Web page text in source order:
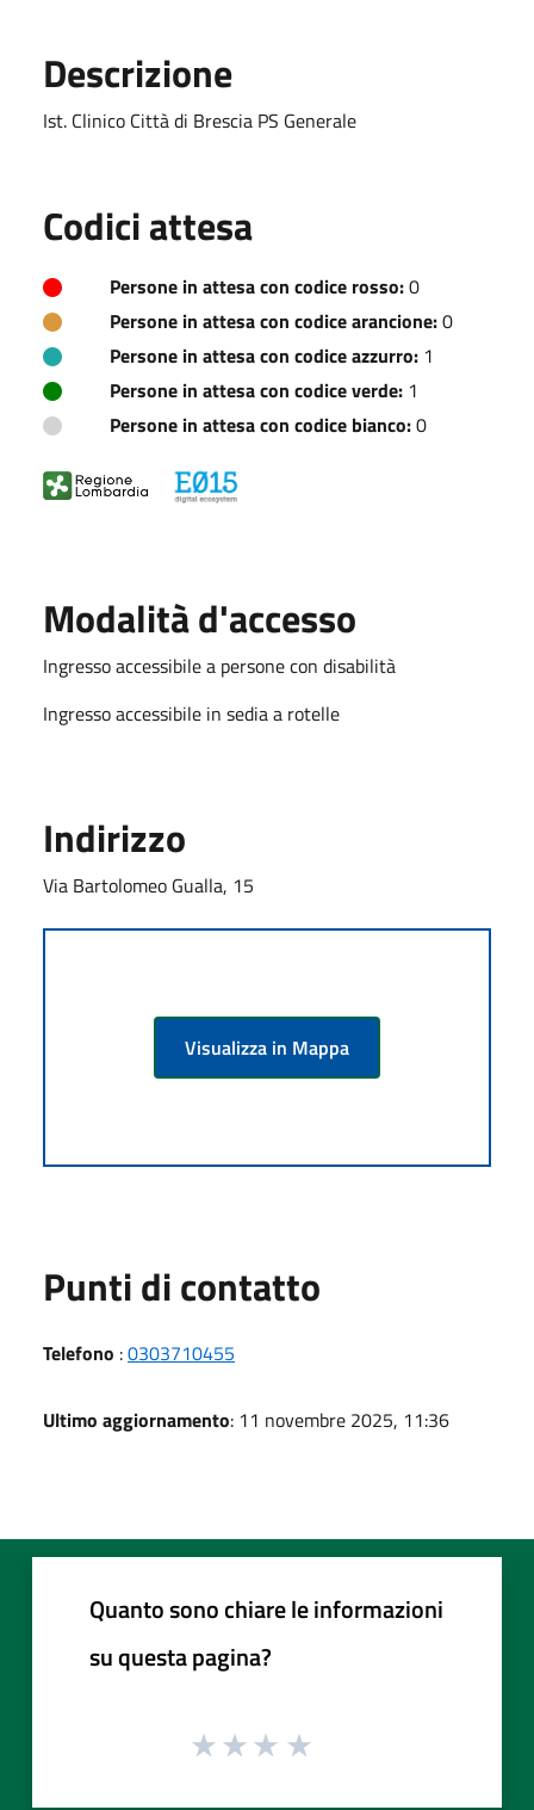
Descrizione
Ist. Clinico Città di Brescia PS Generale
Codici attesa
Persone in attesa con codice rosso:0
Persone in attesa con codice arancione:0
Persone in attesa con codice azzurro: 1
Persone in attesa con codice verde: 1
Persone in attesa con codice bianco:0
Modalità d'accesso
Ingresso accessibile a persone con disabilità
Ingresso accessibile in sedia a rotelle
Indirizzo
Via Bartolomeo Gualla, 15
Visualizza in Mappa
Punti di contatto
Telefono :0303710455
Ultimo aggiornamento: 11 novembre 2025, 11:36
Quanto sono chiare le informazioni
su questa pagina?